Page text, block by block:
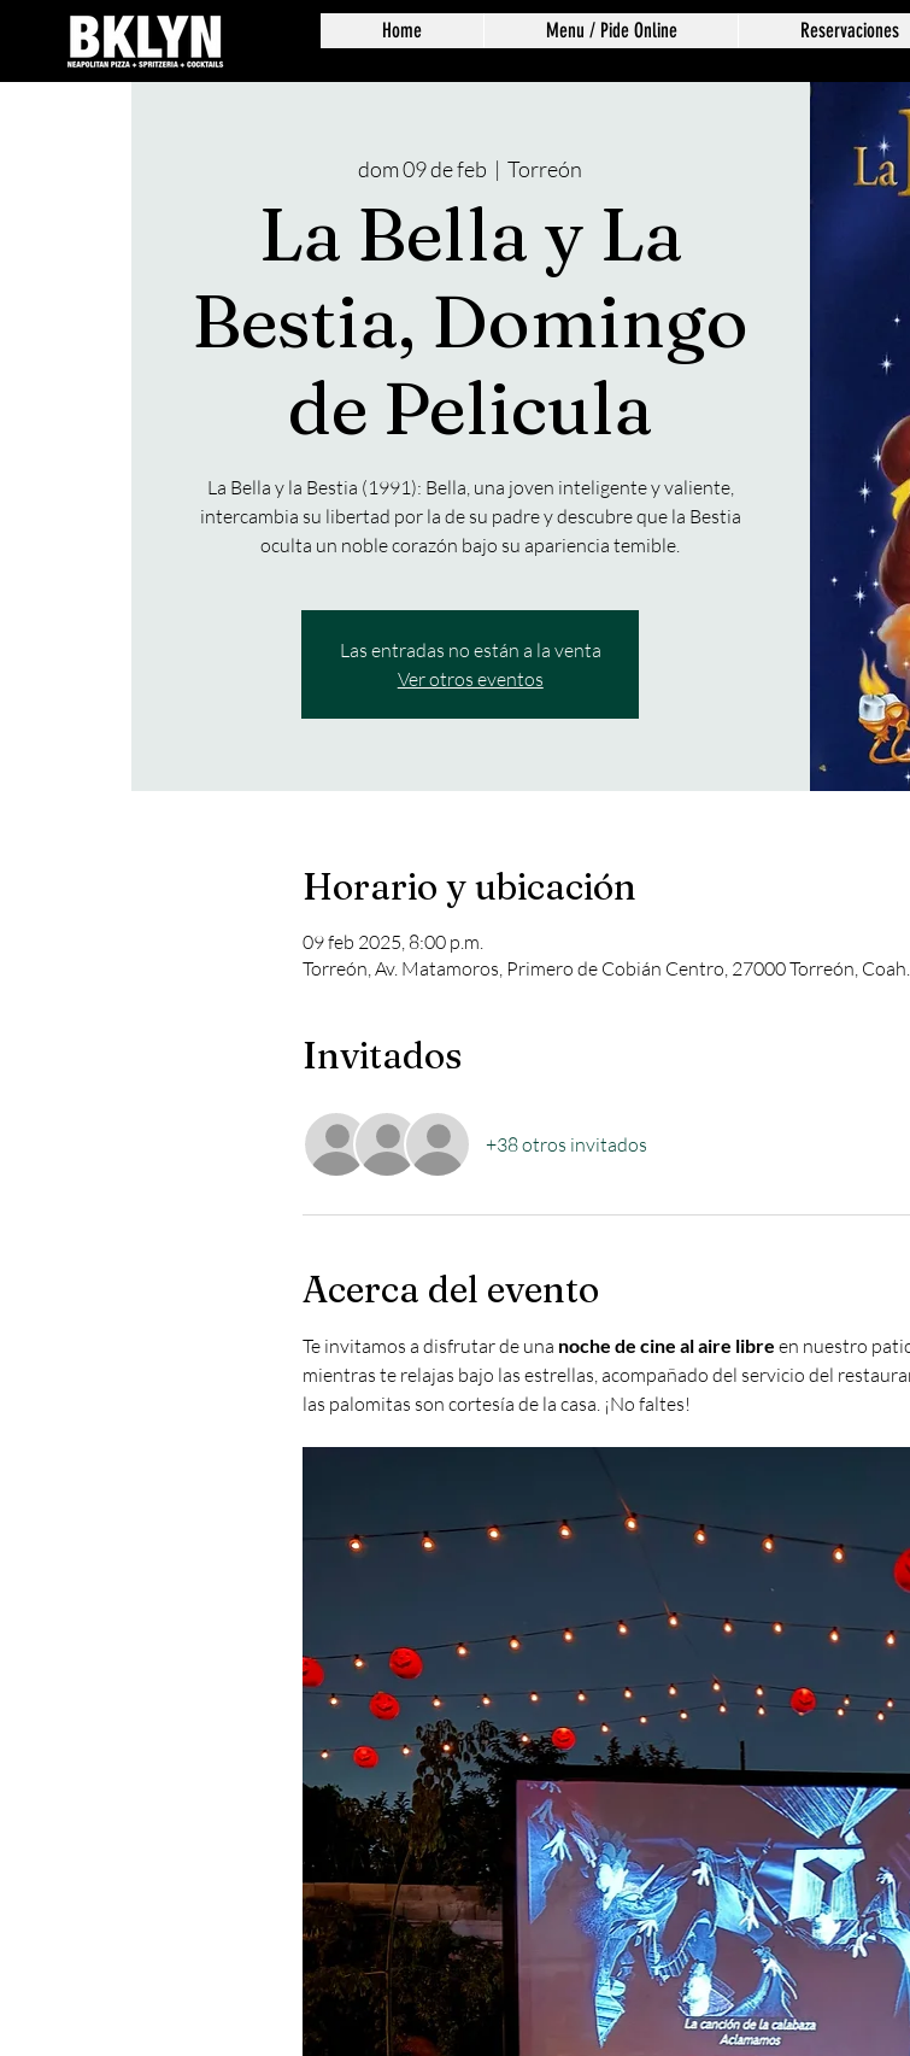
Home Menu / Pide Online Reservaciones
dom 09 de feb
  |
Torreón
La Bella y La
Bestia, Domingo
de Pelicula
La Bella y la Bestia (1991): Bella, una joven inteligente y valiente,
intercambia su libertad por la de su padre y descubre que la Bestia
oculta un noble corazón bajo su apariencia temible.
Las entradas no están a la venta
Ver otros eventos
Horario y ubicación
09 feb 2025, 8:00 p.m.
Torreón, Av. Matamoros, Primero de Cobián Centro, 27000 Torreón,
Invitados
+38 otros invitados
Acerca del evento
Te invitamos a disfrutar de una noche de cine al aire libre en nuestro
mientras te relajas bajo las estrellas, acompañado del servicio del
las palomitas son cortesía de la casa. ¡No faltes!